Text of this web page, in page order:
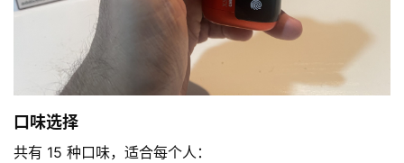
口味选择
共有 15 种口味，适合每个人：